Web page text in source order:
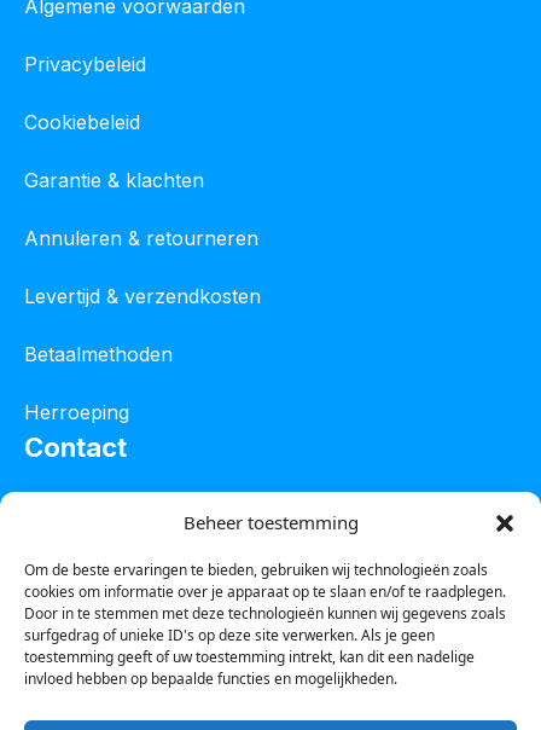
Beheer toestemming
Om de beste ervaringen te bieden, gebruiken wij technologieën zoals
cookies om informatie over je apparaat op te slaan en/of te raadplegen.
Door in te stemmen met deze technologieën kunnen wij gegevens zoals
surfgedrag of unieke ID's op deze site verwerken. Als je geen
toestemming geeft of uw toestemming intrekt, kan dit een nadelige
invloed hebben op bepaalde functies en mogelijkheden.
Algemene voorwaarden
Privacybeleid
Cookiebeleid
Garantie & klachten
Annuleren & retourneren
Levertijd & verzendkosten
Betaalmethoden
Herroeping
Contact
Tel :0850601800
Whatsapp : 0623388306